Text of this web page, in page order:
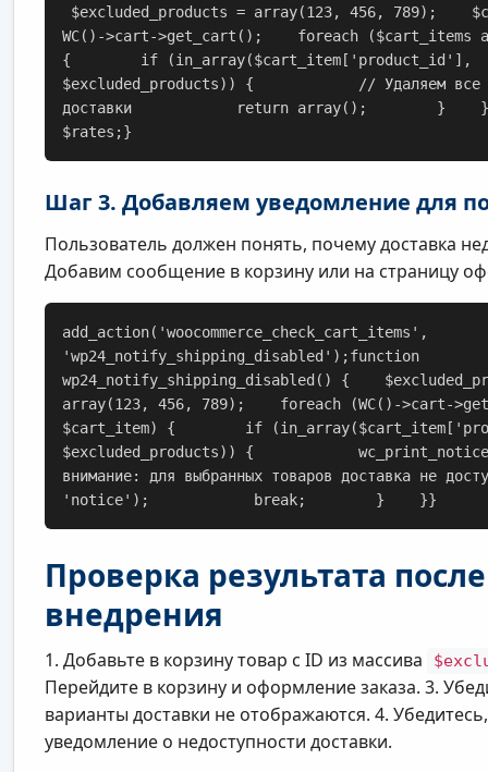
$excluded_products = array(123, 456, 789);
WC()->cart->get_cart();    foreach ($cart_items
{        if (in_array($cart_item['product_id'],
$excluded_products)) {            // Удаляем все
доставки            return array();        }
$rates;}
Шаг 3. Добавляем уведомление для
Пользователь должен понять, почему доставка
Добавим сообщение в корзину или на страницу
add_action('woocommerce_check_cart_items',
'wp24_notify_shipping_disabled');function
wp24_notify_shipping_disabled() {
array(123, 456, 789);    foreach (WC()->cart-
$cart_item) {        if
$excluded_products)) {
внимание: для выбранных товаров доставка не
'notice');            break;        }    }}
Проверка результата после
внедрения
1. Добавьте в корзину товар с ID из массива
Перейдите в корзину и оформление заказа. 3.
варианты доставки не отображаются. 4.
уведомление о недоступности доставки.